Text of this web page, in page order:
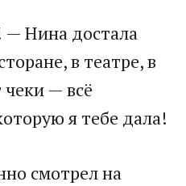
Нина достала
в театре, в
чеки — всё
я тебе дала!
смотрел на